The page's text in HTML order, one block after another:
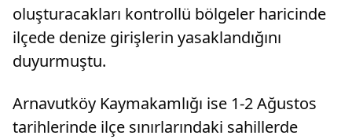
oluşturacakları kontrollü bölgeler haricinde
ilçede denize girişlerin yasaklandığını
duyurmuştu.
Arnavutköy Kaymakamlığı ise 1-2 Ağustos
tarihlerinde ilçe sınırlarındaki sahillerde